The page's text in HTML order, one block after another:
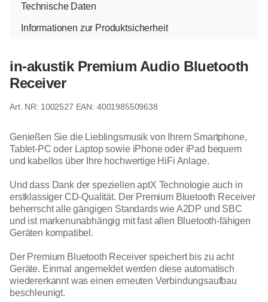
Technische Daten
Informationen zur Produktsicherheit
in-akustik Premium Audio Bluetooth
Receiver
1002527 EAN: 4001985509638
Genießen Sie die Lieblingsmusik von Ihrem Smartphone,
Tablet-PC oder Laptop sowie iPhone oder iPad bequem
und kabellos über Ihre hochwertige HiFi Anlage.
Und dass Dank der speziellen aptX Technologie auch in
erstklassiger CD-Qualität. Der Premium Bluetooth Receiver
beherrscht alle gängigen Standards wie A2DP und SBC
und ist markenunabhängig mit fast allen Bluetooth-fähigen
Geräten kompatibel.
Der Premium Bluetooth Receiver speichert bis zu acht
Geräte. Einmal angemeldet werden diese automatisch
wiedererkannt was einen erneuten Verbindungsaufbau
beschleunigt.